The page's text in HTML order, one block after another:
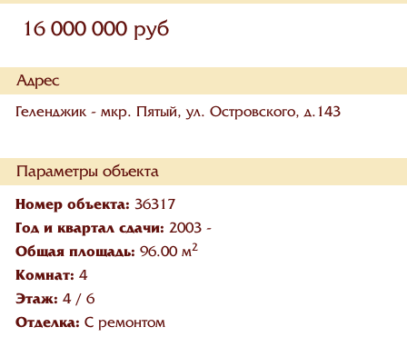
16 000 000 руб
Адрес
Геленджик - мкр. Пятый, ул. Островского, д.143
Параметры объекта
Номер объекта: 36317
Год и квартал сдачи: 2003 -
Общая площадь: 96.00 м2
Комнат: 4
Этаж: 4/ 6
Отделка: С ремонтом